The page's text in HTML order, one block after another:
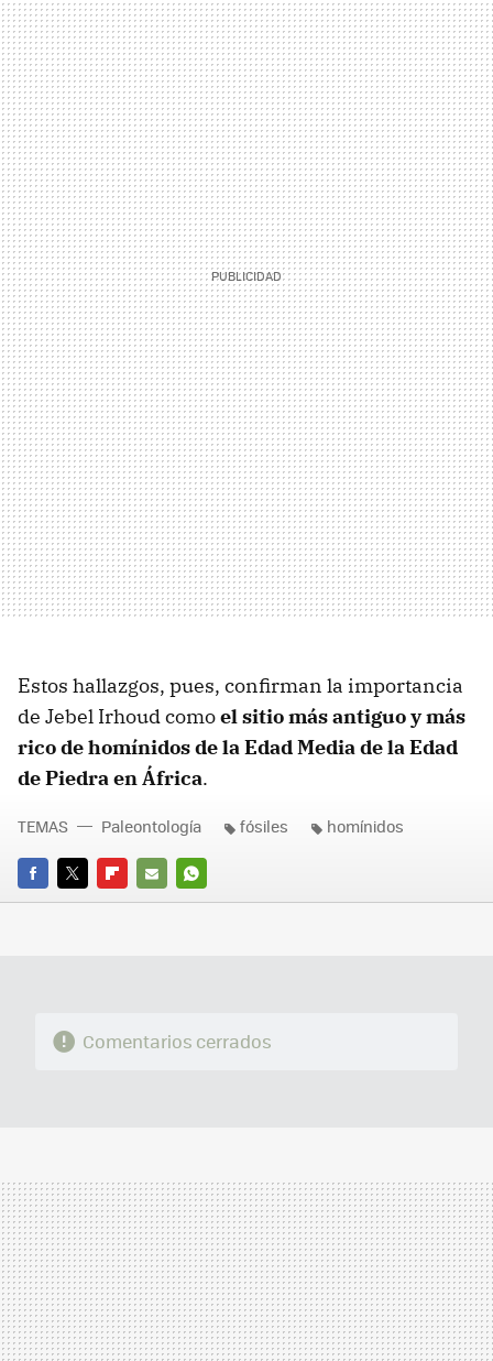
Estos hallazgos, pues, confirman la importancia
de Jebel Irhoud comoel sitio más antiguo y más
rico de homínidos de la Edad Media de la Edad
de Piedra en África.
FACEBOOK
TWITTERFLIPBOARD
E-
WHATSAPP
TEMAS Paleontología fósiles homínidos
Comentarios cerrados